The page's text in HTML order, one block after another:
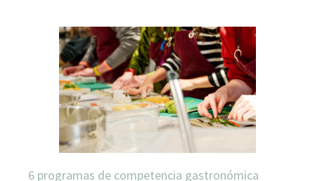
6 programas de competencia gastronómica